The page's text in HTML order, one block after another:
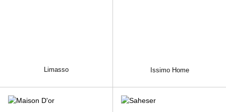
Limasso Issimo Home